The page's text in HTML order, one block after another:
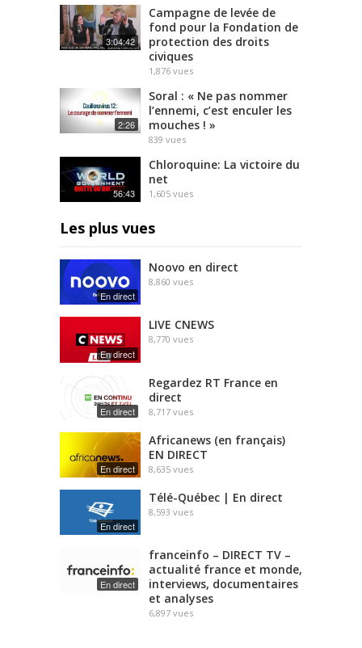
3:04:42
Campagne de levée de
fond pour la Fondation de
protection des droits
civiques
1,876 vues
2:26
Soral : « Ne pas nommer
l’ennemi, c’est enculer les
mouches ! »
839 vues
56:43
Chloroquine: La victoire du
net
1,605 vues
Les plus vues
En direct
Noovo en direct
8,860 vues
En direct
LIVE CNEWS
8,770 vues
En direct
Regardez RT France en
direct
8,717 vues
En direct
Africanews (en français)
EN DIRECT
8,635 vues
En direct
Télé-Québec | En direct
8,593 vues
En direct
franceinfo – DIRECT TV –
actualité france et monde,
interviews, documentaires
et analyses
6,897 vues